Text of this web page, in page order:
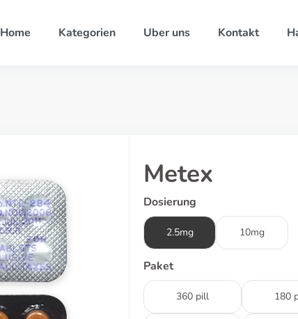
Home Kategorien Uber uns Kontakt
Metex
Dosierung
2.5mg 10mg
Paket
360 pill 180